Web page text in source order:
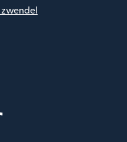
venster)
nieuw venster)
in een nieuw venster)
in een nieuw venster)
geopend in een nieuw